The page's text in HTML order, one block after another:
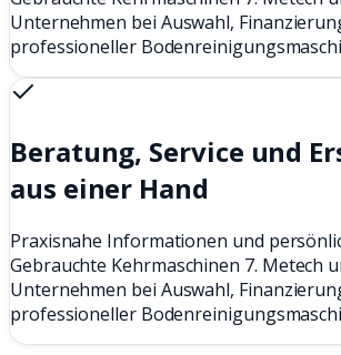
Unternehmen bei Auswahl,
professioneller
Beratung, Service und
aus einer Hand
Praxisnahe Informationen und
Gebrauchte Kehrmaschinen 7. Metech
Unternehmen bei Auswahl,
professioneller